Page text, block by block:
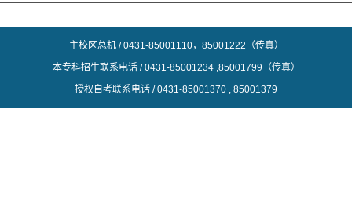
主校区总机 / 0431-85001110，85001222（传真）
本专科招生联系电话 / 0431-85001234 ,85001799（传真）
授权自考联系电话 / 0431-85001370 , 85001379